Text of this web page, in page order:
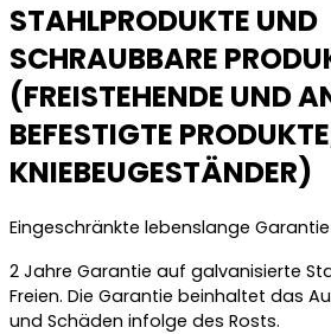
STAHLPRODUKTE UND
SCHRAUBBARE
(FREISTEHENDE UND
BEFESTIGTE
KNIEBEUGESTÄNDER)
Eingeschränkte lebenslange
2 Jahre Garantie auf galvanisierte
Freien. Die Garantie beinhaltet das
und Schäden infolge des Rosts.